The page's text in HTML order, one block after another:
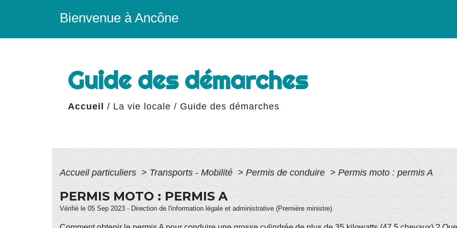
Bienvenue à Ancône
Guide des démarches
Accueil / La vie locale / Guide des démarches
Accueil particuliers > Transports - Mobilité > Permis de conduire > Permis moto : permis A
PERMIS MOTO : PERMIS A
Vérifié le 05 Sep 2023 - Direction de l'information légale et administrative (Première ministre)